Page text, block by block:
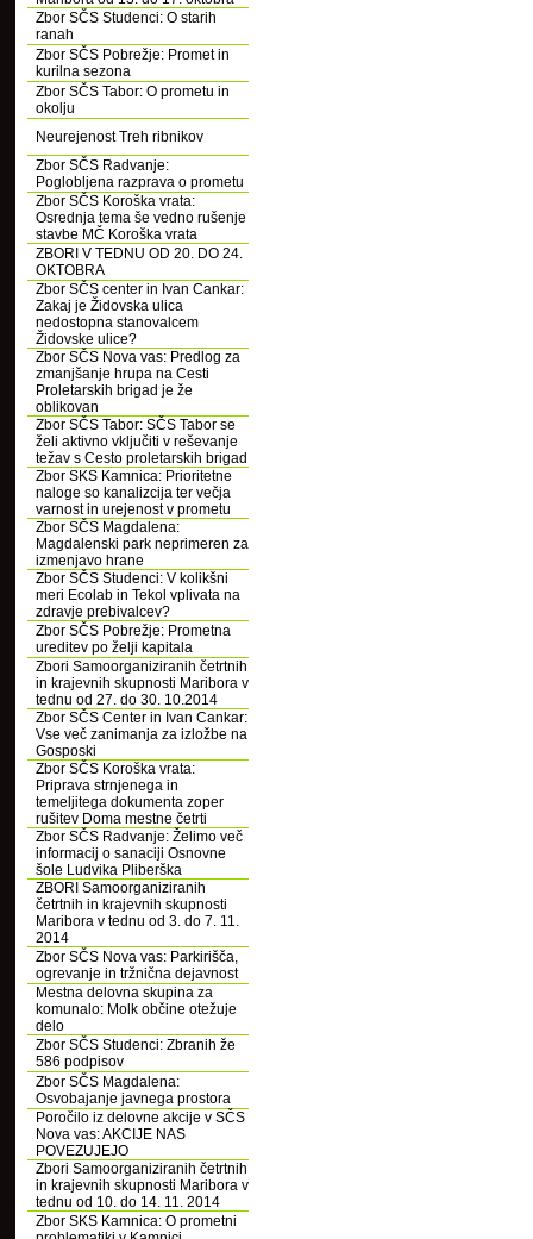
Zbor SČS Studenci: O starih
ranah
Zbor SČS Pobrežje: Promet in
kurilna sezona
Zbor SČS Tabor: O prometu in
okolju
Neurejenost Treh ribnikov
Zbor SČS Radvanje:
Poglobljena razprava o prometu
Zbor SČS Koroška vrata:
Osrednja tema še vedno rušenje
stavbe MČ Koroška vrata
ZBORI V TEDNU OD 20. DO 24.
OKTOBRA
Zbor SČS center in Ivan Cankar:
Zakaj je Židovska ulica
nedostopna stanovalcem
Židovske ulice?
Zbor SČS Nova vas: Predlog za
zmanjšanje hrupa na Cesti
Proletarskih brigad je že
oblikovan
Zbor SČS Tabor: SČS Tabor se
želi aktivno vključiti v reševanje
težav s Cesto proletarskih brigad
Zbor SKS Kamnica: Prioritetne
naloge so kanalizcija ter večja
varnost in urejenost v prometu
Zbor SČS Magdalena:
Magdalenski park neprimeren za
izmenjavo hrane
Zbor SČS Studenci: V kolikšni
meri Ecolab in Tekol vplivata na
zdravje prebivalcev?
Zbor SČS Pobrežje: Prometna
ureditev po želji kapitala
Zbori Samoorganiziranih četrtnih
in krajevnih skupnosti Maribora v
tednu od 27. do 30. 10.2014
Zbor SČS Center in Ivan Cankar:
Vse več zanimanja za izložbe na
Gosposki
Zbor SČS Koroška vrata:
Priprava strnjenega in
temeljitega dokumenta zoper
rušitev Doma mestne četrti
Zbor SČS Radvanje: Želimo več
informacij o sanaciji Osnovne
šole Ludvika Pliberška
ZBORI Samoorganiziranih
četrtnih in krajevnih skupnosti
Maribora v tednu od 3. do 7. 11.
2014
Zbor SČS Nova vas: Parkirišča,
ogrevanje in tržnična dejavnost
Mestna delovna skupina za
komunalo: Molk občine otežuje
delo
Zbor SČS Studenci: Zbranih že
586 podpisov
Zbor SČS Magdalena:
Osvobajanje javnega prostora
Poročilo iz delovne akcije v SČS
Nova vas: AKCIJE NAS
POVEZUJEJO
Zbori Samoorganiziranih četrtnih
in krajevnih skupnosti Maribora v
tednu od 10. do 14. 11. 2014
Zbor SKS Kamnica: O prometni